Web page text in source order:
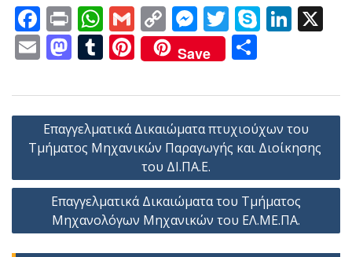
F
ac
e
b
o
o
Pr
in
t
W
h
at
s
A
p
G
m
ai
l
C
o
p
y
Li
n
k
M
e
ss
e
n
g
er
T
w
itt
er
S
p
e
Li
e
dI
n
E
ai
l
M
to
d
o
n
T
m
bl
r
Pi
nt
er
e
st
Save
ρ
α
σ
τε
ίτ
ε
Πλοήγηση
άρθρων
Επαγγελματικά Δικαιώματα πτυχιούχων του
Τμήματος Μηχανικών Παραγωγής και Διοίκησης
του ΔΙ.ΠΑ.Ε.
Επαγγελματικά Δικαιώματα του Τμήματος
Μηχανολόγων Μηχανικών του ΕΛ.ΜΕ.ΠΑ.